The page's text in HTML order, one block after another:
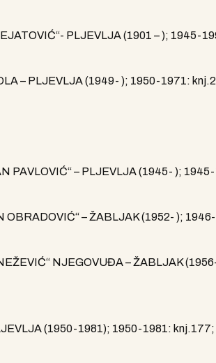
PLJEVLJA (1901 – ); 1945-
– PLJEVLJA (1949- ); 1950-1971:
PAVLOVIĆ“ – PLJEVLJA (1945- );
OBRADOVIĆ“ – ŽABLJAK (1952- );
NJEGOVUĐA – ŽABLJAK
(1950-1981); 1950-1981: knj.177;